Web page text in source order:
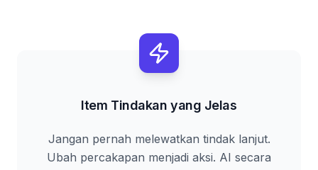
Item Tindakan yang Jelas
Jangan pernah melewatkan tindak lanjut.
Ubah percakapan menjadi aksi. AI secara